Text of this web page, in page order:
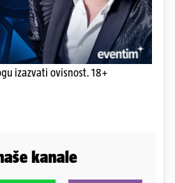
izazvati ovisnost. 18+
kanale